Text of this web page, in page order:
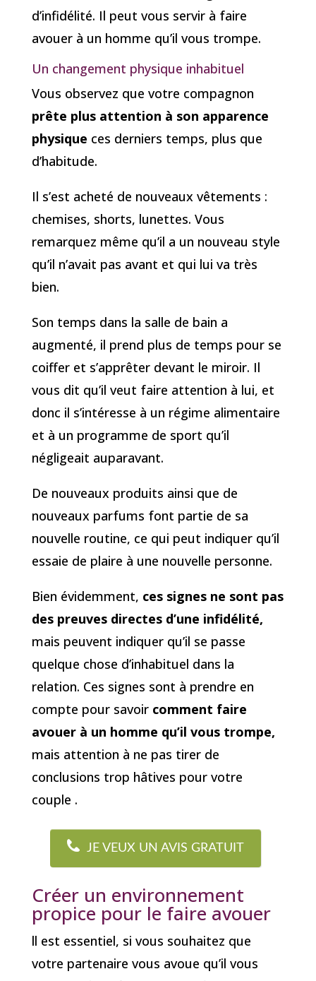
d’infidélité. Il peut vous servir à faire
avouer à un homme qu’il vous trompe.
Un changement physique inhabituel
Vous observez que votre compagnon
prête plus attention à son apparence
physique ces derniers temps, plus que
d’habitude.
Il s’est acheté de nouveaux vêtements :
chemises, shorts, lunettes. Vous
remarquez même qu’il a un nouveau style
qu’il n’avait pas avant et qui lui va très
bien.
Son temps dans la salle de bain a
augmenté, il prend plus de temps pour se
coiffer et s’apprêter devant le miroir. Il
vous dit qu’il veut faire attention à lui, et
donc il s’intéresse à un régime alimentaire
et à un programme de sport qu’il
négligeait auparavant.
De nouveaux produits ainsi que de
nouveaux parfums font partie de sa
nouvelle routine, ce qui peut indiquer qu’il
essaie de plaire à une nouvelle personne.
Bien évidemment, ces signes ne sont pas
des preuves directes d’une infidélité,
mais peuvent indiquer qu’il se passe
quelque chose d’inhabituel dans la
relation. Ces signes sont à prendre en
compte pour savoir comment faire
avouer à un homme qu’il vous trompe,
mais attention à ne pas tirer de
conclusions trop hâtives pour votre
couple .
JE VEUX UN AVIS GRATUIT
Créer un environnement
propice pour le faire avouer
ll est essentiel, si vous souhaitez que
votre partenaire vous avoue qu’il vous